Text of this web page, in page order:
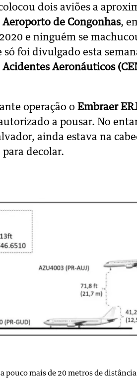
dois aviões a
Aeroporto de Congonhas,
e ninguém se
foi divulgado esta
Aeronáuticos
operação o Embraer
a pousar. No
ainda estava na
decolar.
pouco mais de 20 metros de distância